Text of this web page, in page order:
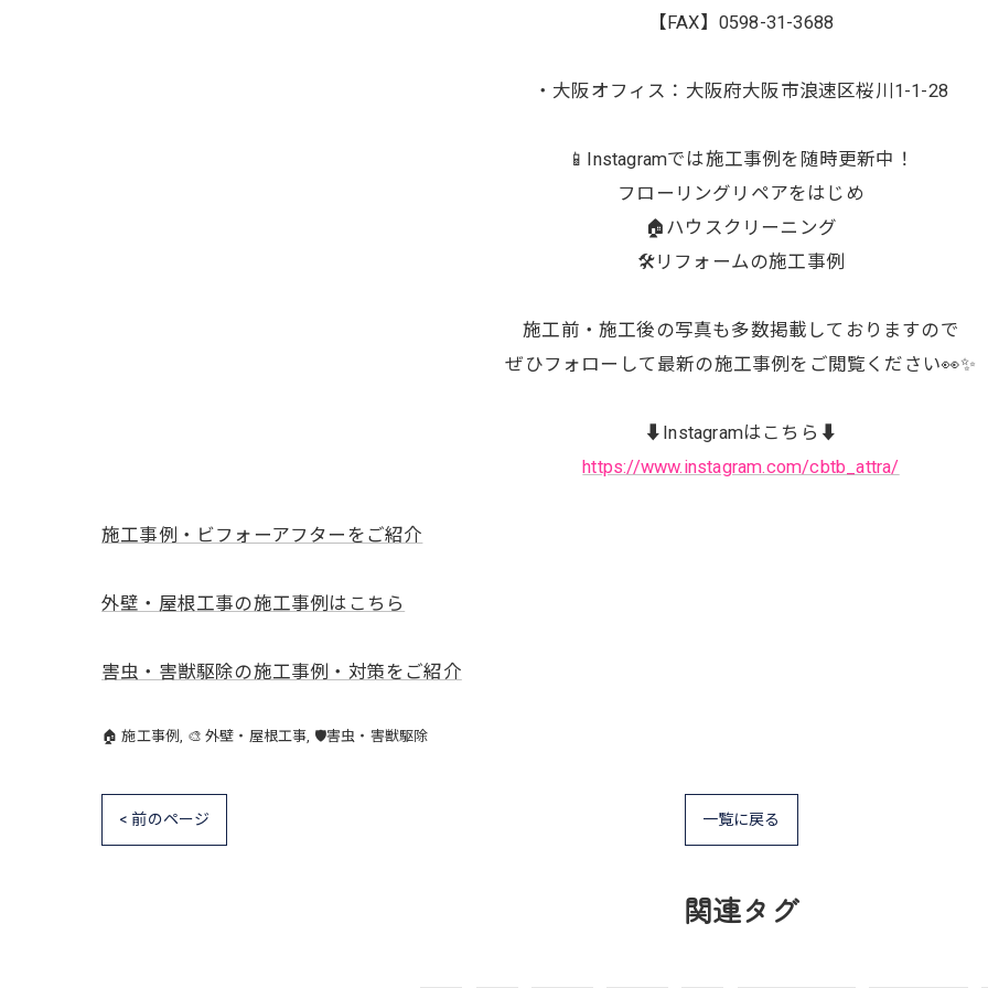
【FAX】0598-31-3688
・大阪オフィス：大阪府大阪市浪速区桜川1-1-28
📱Instagramでは施工事例を随時更新中！
フローリングリペアをはじめ
🏠ハウスクリーニング
🛠️リフォームの施工事例
施工前・施工後の写真も多数掲載しておりますので
ぜひフォローして最新の施工事例をご閲覧ください👀✨
⬇️Instagramはこちら⬇️
https://www.instagram.com/cbtb_attra/
施工事例・ビフォーアフターをご紹介
外壁・屋根工事の施工事例はこちら
害虫・害獣駆除の施工事例・対策をご紹介
🏠 施工事例 🎨 外壁・屋根工事 🛡️害虫・害獣駆除
< 前のページ 一覧に戻る
関連タグ